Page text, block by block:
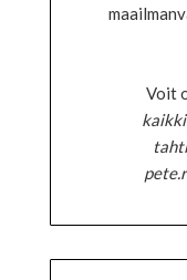
Voit